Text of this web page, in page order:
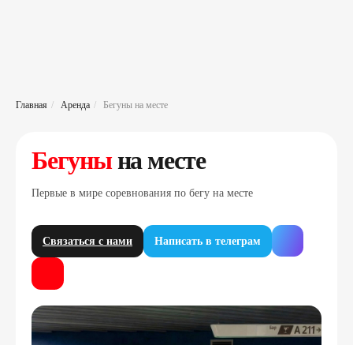
Главная / Аренда / Бегуны на месте
Бегунына месте
Первые в мире соревнования по бегу на месте
Связаться с нами